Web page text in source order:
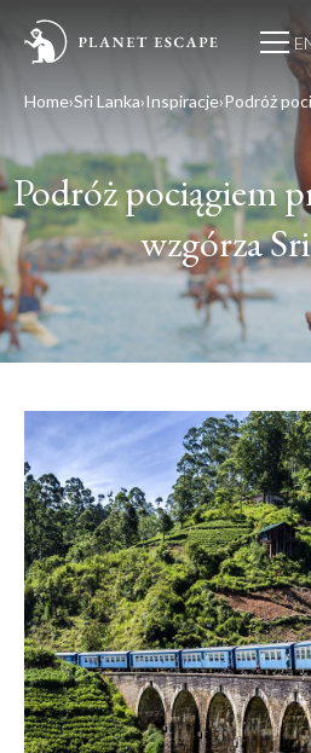
Home Sri Lanka Inspiracje
Podróż pociągiem
wzgórza